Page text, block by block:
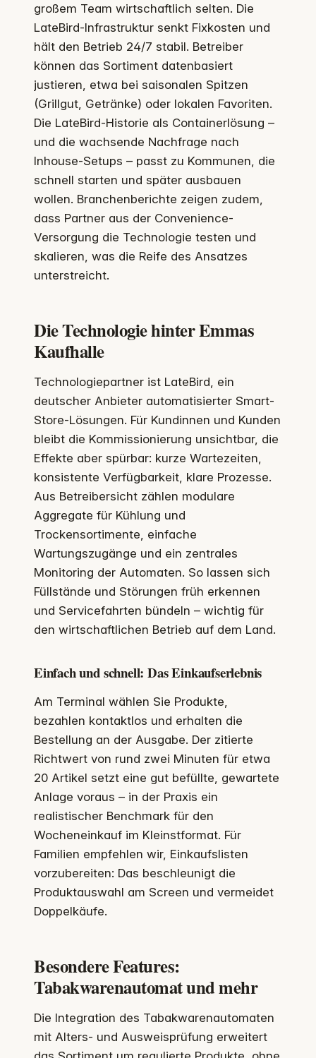
großem Team wirtschaftlich selten. Die
LateBird-Infrastruktur senkt Fixkosten und
hält den Betrieb 24/7 stabil. Betreiber
können das Sortiment datenbasiert
justieren, etwa bei saisonalen Spitzen
(Grillgut, Getränke) oder lokalen Favoriten.
Die LateBird-Historie als Containerlösung –
und die wachsende Nachfrage nach
Inhouse-Setups – passt zu Kommunen, die
schnell starten und später ausbauen
wollen. Branchenberichte zeigen zudem,
dass Partner aus der Convenience-
Versorgung die Technologie testen und
skalieren, was die Reife des Ansatzes
unterstreicht.
Die Technologie hinter Emmas
Kaufhalle
Technologiepartner ist LateBird, ein
deutscher Anbieter automatisierter Smart-
Store-Lösungen. Für Kundinnen und Kunden
bleibt die Kommissionierung unsichtbar, die
Effekte aber spürbar: kurze Wartezeiten,
konsistente Verfügbarkeit, klare Prozesse.
Aus Betreibersicht zählen modulare
Aggregate für Kühlung und
Trockensortimente, einfache
Wartungszugänge und ein zentrales
Monitoring der Automaten. So lassen sich
Füllstände und Störungen früh erkennen
und Servicefahrten bündeln – wichtig für
den wirtschaftlichen Betrieb auf dem Land.
Einfach und schnell: Das Einkaufserlebnis
Am Terminal wählen Sie Produkte,
bezahlen kontaktlos und erhalten die
Bestellung an der Ausgabe. Der zitierte
Richtwert von rund zwei Minuten für etwa
20 Artikel setzt eine gut befüllte, gewartete
Anlage voraus – in der Praxis ein
realistischer Benchmark für den
Wocheneinkauf im Kleinstformat. Für
Familien empfehlen wir, Einkaufslisten
vorzubereiten: Das beschleunigt die
Produktauswahl am Screen und vermeidet
Doppelkäufe.
Besondere Features:
Tabakwarenautomat und mehr
Die Integration des Tabakwarenautomaten
mit Alters- und Ausweisprüfung erweitert